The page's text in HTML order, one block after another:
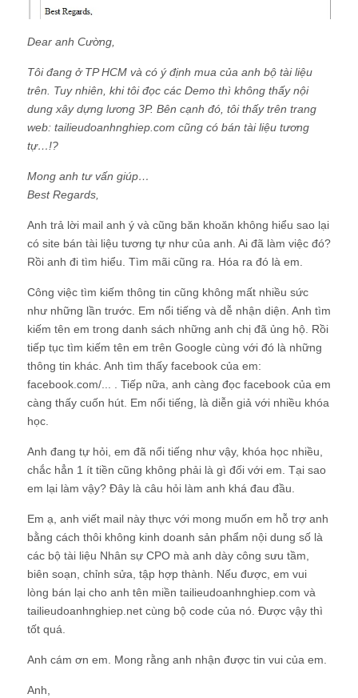
Dear anh Cường,
Tôi đang ở TP HCM và có ý định mua của anh bộ tài liệu
trên. Tuy nhiên, khi tôi đọc các Demo thì không thấy nội
dung xây dựng lương 3P. Bên cạnh đó, tôi thấy trên trang
web: tailieudoanhnghiep.com cũng có bán tài liệu tương
tự…!?
Mong anh tư vấn giúp…
Best Regards,
Anh trả lời mail anh ý và cũng băn khoăn không hiểu sao lại
có site bán tài liệu tương tự như của anh. Ai đã làm việc đó?
Rồi anh đi tìm hiểu. Tìm mãi cũng ra. Hóa ra đó là em.
Công việc tìm kiếm thông tin cũng không mất nhiều sức
như những lần trước. Em nổi tiếng và dễ nhận diện. Anh tìm
kiếm tên em trong danh sách những anh chị đã ủng hộ. Rồi
tiếp tục tìm kiếm tên em trên Google cùng với đó là những
thông tin khác. Anh tìm thấy facebook của em:
facebook.com/... . Tiếp nữa, anh càng đọc facebook của em
càng thấy cuốn hút. Em nổi tiếng, là diễn giả với nhiều khóa
học.
Anh đang tự hỏi, em đã nổi tiếng như vậy, khóa học nhiều,
chắc hẳn 1 ít tiền cũng không phải là gì đối với em. Tại sao
em lại làm vậy? Đây là câu hỏi làm anh khá đau đầu.
Em ạ, anh viết mail này thực với mong muốn em hỗ trợ anh
bằng cách thôi không kinh doanh sản phẩm nội dung số là
các bộ tài liệu Nhân sự CPO mà anh dày công sưu tầm,
biên soạn, chỉnh sửa, tập hợp thành. Nếu được, em vui
lòng bán lại cho anh tên miền tailieudoanhnghiep.com và
tailieudoanhnghiep.net cùng bộ code của nó. Được vậy thì
tốt quá.
Anh cám ơn em. Mong rằng anh nhận được tin vui của em.
Anh,